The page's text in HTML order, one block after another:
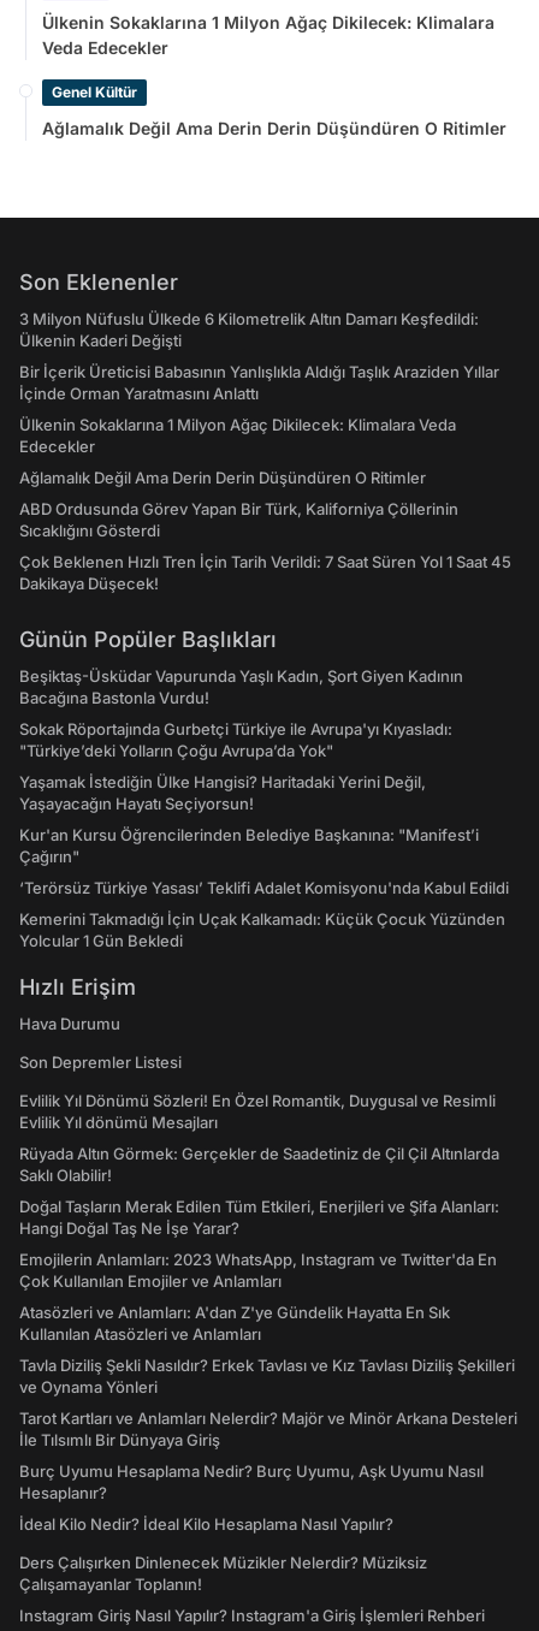
Ülkenin Sokaklarına 1 Milyon Ağaç Dikilecek: Klimalara
Veda Edecekler
Genel Kültür
Ağlamalık Değil Ama Derin Derin Düşündüren O Ritimler
Son Eklenenler
3 Milyon Nüfuslu Ülkede 6 Kilometrelik Altın Damarı Keşfedildi:
Ülkenin Kaderi Değişti
Bir İçerik Üreticisi Babasının Yanlışlıkla Aldığı Taşlık Araziden Yıllar
İçinde Orman Yaratmasını Anlattı
Ülkenin Sokaklarına 1 Milyon Ağaç Dikilecek: Klimalara Veda
Edecekler
Ağlamalık Değil Ama Derin Derin Düşündüren O Ritimler
ABD Ordusunda Görev Yapan Bir Türk, Kaliforniya Çöllerinin
Sıcaklığını Gösterdi
Çok Beklenen Hızlı Tren İçin Tarih Verildi: 7 Saat Süren Yol 1 Saat 45
Dakikaya Düşecek!
Günün Popüler Başlıkları
Beşiktaş-Üsküdar Vapurunda Yaşlı Kadın, Şort Giyen Kadının
Bacağına Bastonla Vurdu!
Sokak Röportajında Gurbetçi Türkiye ile Avrupa'yı Kıyasladı:
"Türkiye’deki Yolların Çoğu Avrupa’da Yok"
Yaşamak İstediğin Ülke Hangisi? Haritadaki Yerini Değil,
Yaşayacağın Hayatı Seçiyorsun!
Kur'an Kursu Öğrencilerinden Belediye Başkanına: "Manifest’i
Çağırın"
‘Terörsüz Türkiye Yasası’ Teklifi Adalet Komisyonu'nda Kabul Edildi
Kemerini Takmadığı İçin Uçak Kalkamadı: Küçük Çocuk Yüzünden
Yolcular 1 Gün Bekledi
Hızlı Erişim
Hava Durumu
Son Depremler Listesi
Evlilik Yıl Dönümü Sözleri! En Özel Romantik, Duygusal ve Resimli
Evlilik Yıl dönümü Mesajları
Rüyada Altın Görmek: Gerçekler de Saadetiniz de Çil Çil Altınlarda
Saklı Olabilir!
Doğal Taşların Merak Edilen Tüm Etkileri, Enerjileri ve Şifa Alanları:
Hangi Doğal Taş Ne İşe Yarar?
Emojilerin Anlamları: 2023 WhatsApp, Instagram ve Twitter'da En
Çok Kullanılan Emojiler ve Anlamları
Atasözleri ve Anlamları: A'dan Z'ye Gündelik Hayatta En Sık
Kullanılan Atasözleri ve Anlamları
Tavla Diziliş Şekli Nasıldır? Erkek Tavlası ve Kız Tavlası Diziliş Şekilleri
ve Oynama Yönleri
Tarot Kartları ve Anlamları Nelerdir? Majör ve Minör Arkana Desteleri
İle Tılsımlı Bir Dünyaya Giriş
Burç Uyumu Hesaplama Nedir? Burç Uyumu, Aşk Uyumu Nasıl
Hesaplanır?
İdeal Kilo Nedir? İdeal Kilo Hesaplama Nasıl Yapılır?
Ders Çalışırken Dinlenecek Müzikler Nelerdir? Müziksiz
Çalışamayanlar Toplanın!
Instagram Giriş Nasıl Yapılır? Instagram'a Giriş İşlemleri Rehberi